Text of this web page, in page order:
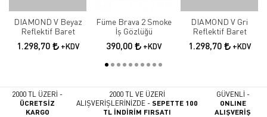
DIAMOND V Beyaz
Reflektif Baret
1.298,70 +KDV
Füme Brava 2 Smoke
İş Gözlüğü
390,00 +KDV
DIAMOND V Gri
Reflektif Baret
1.298,70 +KDV
2000 TL ÜZERİ -
ÜCRETSİZ
KARGO
2000 TL VE ÜZERİ
ALIŞVERİŞLERİNİZDE -SEPETTE 100
TL İNDİRİM FIRSATI
GÜVENLİ -
ONLINE
ALIŞVERİŞ